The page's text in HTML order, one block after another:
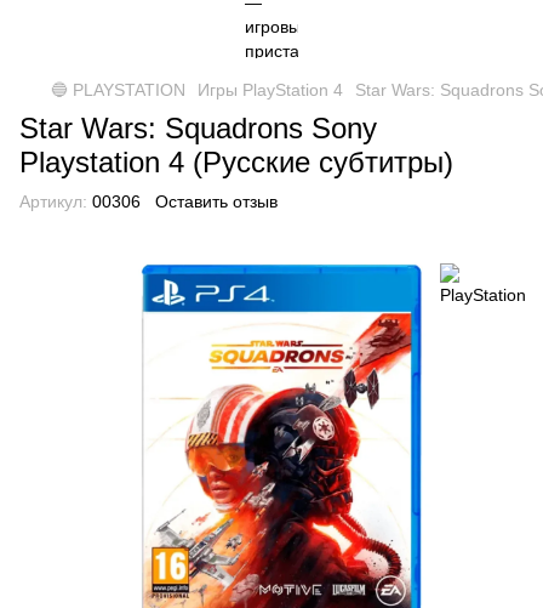
🔵 PLAYSTATION Игры PlayStation 4 Star Wars: Squadrons
Star Wars: Squadrons Sony
Playstation 4 (Русские субтитры)
Артикул: 00306 Оставить отзыв